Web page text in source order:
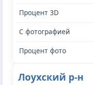
Лоухский р-н